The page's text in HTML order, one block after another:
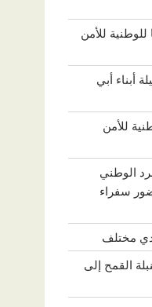
للأمن
أبناء أبي
للأمن
الوطني
سفراء
مختلف
القمح إلى